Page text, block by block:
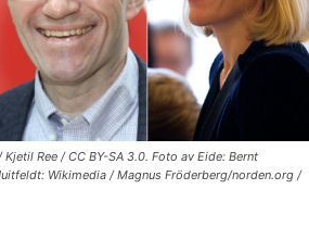
Ree / CC BY-SA 3.0. Foto av Eide: Bernt
Wikimedia / Magnus Fröderberg/norden.org /